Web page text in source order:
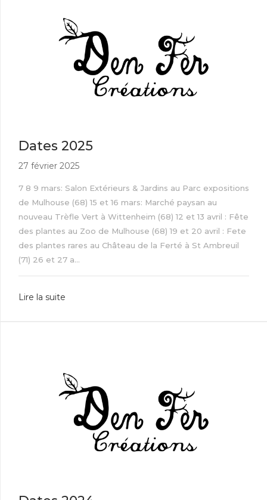
Dates 2025
27 février 2025
7 8 9 mars: Salon Extérieurs & Jardins au Parc expositions
de Mulhouse (68) 15 et 16 mars: Marché paysan au
nouveau Trèfle Vert à Wittenheim (68) 12 et 13 avril : Fête
des plantes au Zoo de Mulhouse (68) 19 et 20 avril : Fete
des plantes rares au Château de la Ferté à St Ambreuil
(71) 26 et 27 a...
Lire la suite